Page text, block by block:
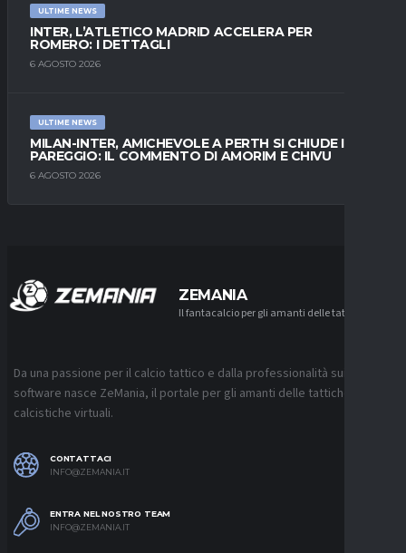
ULTIME NEWS
INTER, L’ATLETICO MADRID ACCELERA PER
ROMERO: I DETTAGLI
6 AGOSTO 2026
ULTIME NEWS
MILAN-INTER, AMICHEVOLE A PERTH SI CHIUDE IN
PAREGGIO: IL COMMENTO DI AMORIM E CHIVU
6 AGOSTO 2026
ZEMANIA
Il fantacalcio per gli amanti delle tattiche
Da una passione per il calcio tattico e dalla professionalità sui
software nasce ZeMania, il portale per gli amanti delle tattiche
calcistiche virtuali.
CONTATTACI
INFO@ZEMANIA.IT
ENTRA NEL NOSTRO TEAM
INFO@ZEMANIA.IT